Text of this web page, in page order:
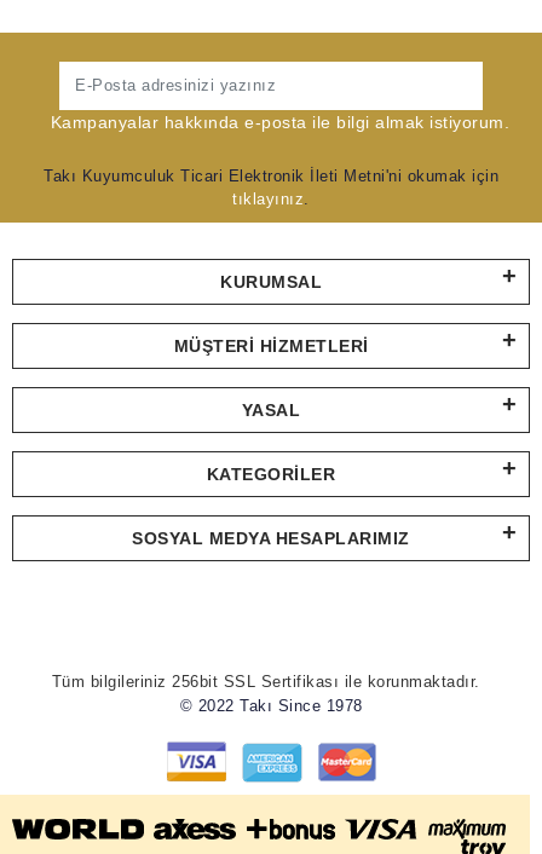
Kampanyalar hakkında e-posta ile bilgi almak istiyorum.
Takı Kuyumculuk Ticari Elektronik İleti Metni'ni okumak için
tıklayınız
KURUMSAL
MÜŞTERI HIZMETLERI
YASAL
KATEGORILER
SOSYAL MEDYA HESAPLARIMIZ
Tüm bilgileriniz 256bit SSL Sertifikası ile korunmaktadır.
© 2022 Takı Since 1978